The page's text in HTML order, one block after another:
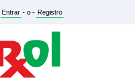
Entrar - o - Registro